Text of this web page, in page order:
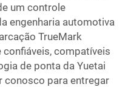
um controle
engenharia automotiva
TrueMark
compatíveis
de ponta da Yuetai
conosco para entregar